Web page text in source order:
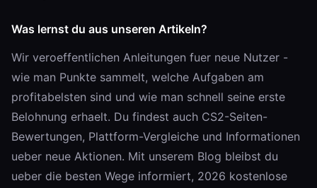
Was lernst du aus unseren Artikeln?
Wir veroeffentlichen Anleitungen fuer neue Nutzer -
wie man Punkte sammelt, welche Aufgaben am
profitabelsten sind und wie man schnell seine erste
Belohnung erhaelt. Du findest auch CS2-Seiten-
Bewertungen, Plattform-Vergleiche und Informationen
ueber neue Aktionen. Mit unserem Blog bleibst du
ueber die besten Wege informiert, 2026 kostenlose